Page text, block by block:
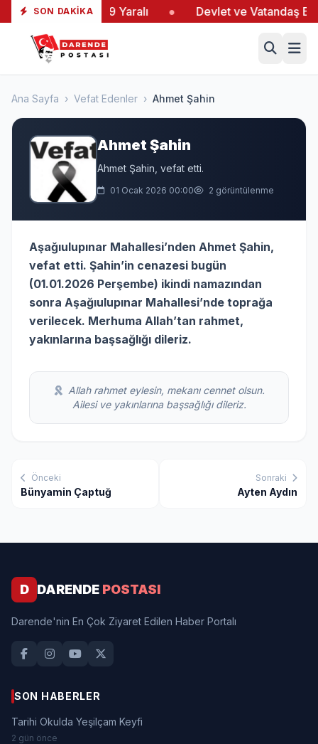
SON DAKIKA
Yangında 19 Yaralı Devlet ve Vatandaş El
Ana Sayfa › Vefat Edenler › Ahmet Şahin
Ahmet Şahin
Ahmet Şahin, vefat etti.
01 Ocak 2026 00:00 2 görüntülenme
Aşağıulupınar Mahallesi’nden Ahmet Şahin,
vefat etti. Şahin’in cenazesi bugün
(01.01.2026 Perşembe) ikindi namazından
sonra Aşağıulupınar Mahallesi’nde toprağa
verilecek. Merhuma Allah’tan rahmet,
yakınlarına başsağlığı dileriz.
Allah rahmet eylesin, mekanı cennet olsun.
Ailesi ve yakınlarına başsağlığı dileriz.
Önceki
Bünyamin Çaptuğ
Sonraki
Ayten Aydın
D DARENDE POSTASI
Darende'nin En Çok Ziyaret Edilen Haber Portalı
SON HABERLER
Tarihi Okulda Yeşilçam Keyfi
2 gün önce